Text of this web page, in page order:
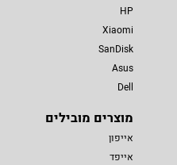
HP
Xiaomi
SanDisk
Asus
Dell
מוצרים מובילים
אייפון
אייפד